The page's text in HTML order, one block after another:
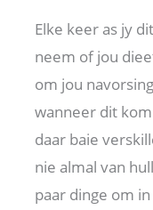
Elke keer as jy
neem of jou
om jou
wanneer dit
daar baie
nie almal van
paar dinge om